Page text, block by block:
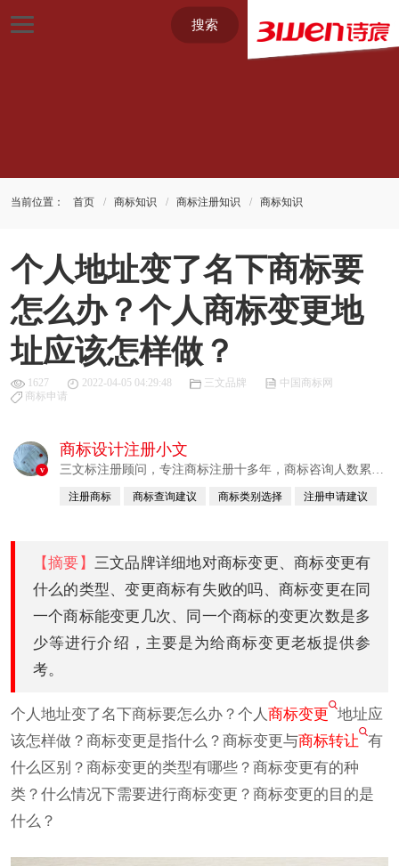
搜索
当前位置： 首页 商标知识 商标注册知识 商标知识
个人地址变了名下商标要
怎么办？个人商标变更地
址应该怎样做？
1627 2022-04-05 04:29:48 三文品牌
中国商标网
商标申请
v
商标设计注册小文
三文标注册顾问，专注商标注册十多年，商标咨询人数累计
注册商标 商标查询建议 商标类别选择 注册申请建议
【摘要】 三文品牌详细地对商标变更、商标变更有
什么的类型、变更商标有失败的吗、商标变更在同
一个商标能变更几次、同一个商标的变更次数是多
少等进行介绍，主要是为给商标变更老板提供参
考。
个人地址变了名下商标要怎么办？个人商标变更 地址应
该怎样做？商标变更是指什么？商标变更与商标转让 有
什么区别？商标变更的类型有哪些？商标变更有的种
类？什么情况下需要进行商标变更？商标变更的目的是
什么？